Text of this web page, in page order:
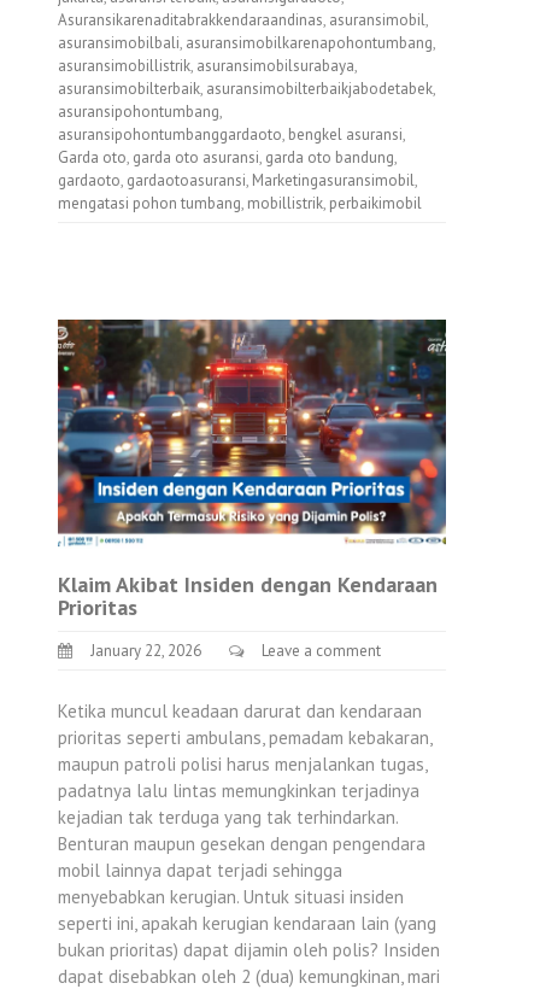
Asuransikarenaditabrakkendaraandinas, asuransimobil,
asuransimobilbali, asuransimobilkarenapohontumbang,
asuransimobillistrik, asuransimobilsurabaya,
asuransimobilterbaik, asuransimobilterbaikjabodetabek,
asuransipohontumbang,
asuransipohontumbanggardaoto, bengkel asuransi,
Garda oto, garda oto asuransi, garda oto bandung,
gardaoto, gardaotoasuransi, Marketingasuransimobil,
mengatasi pohon tumbang, mobillistrik, perbaikimobil
Klaim Akibat Insiden dengan Kendaraan
Prioritas
January 22, 2026 Leave a comment
Ketika muncul keadaan darurat dan kendaraan
prioritas seperti ambulans, pemadam kebakaran,
maupun patroli polisi harus menjalankan tugas,
padatnya lalu lintas memungkinkan terjadinya
kejadian tak terduga yang tak terhindarkan.
Benturan maupun gesekan dengan pengendara
mobil lainnya dapat terjadi sehingga
menyebabkan kerugian. Untuk situasi insiden
seperti ini, apakah kerugian kendaraan lain (yang
bukan prioritas) dapat dijamin oleh polis? Insiden
dapat disebabkan oleh 2 (dua) kemungkinan, mari